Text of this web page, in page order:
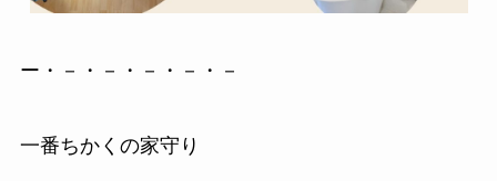
ー・－・－・－・－・－
一番ちかくの家守り